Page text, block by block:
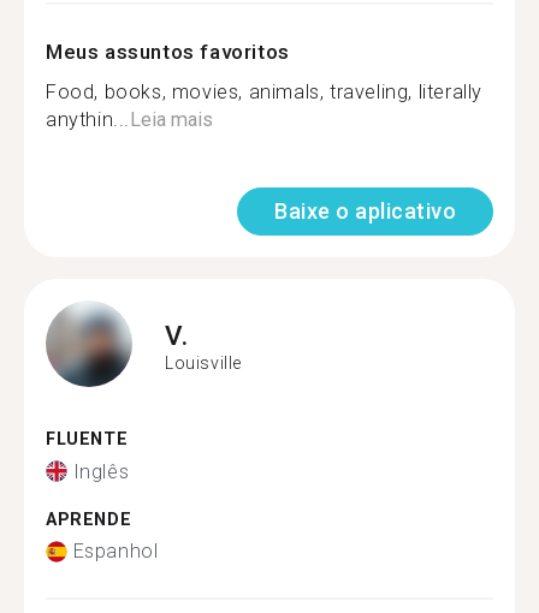
Meus assuntos favoritos
Food, books, movies, animals, traveling, literally
anythin...Leia mais
Baixe o aplicativo
V.
Louisville
FLUENTE
Inglês
APRENDE
Espanhol